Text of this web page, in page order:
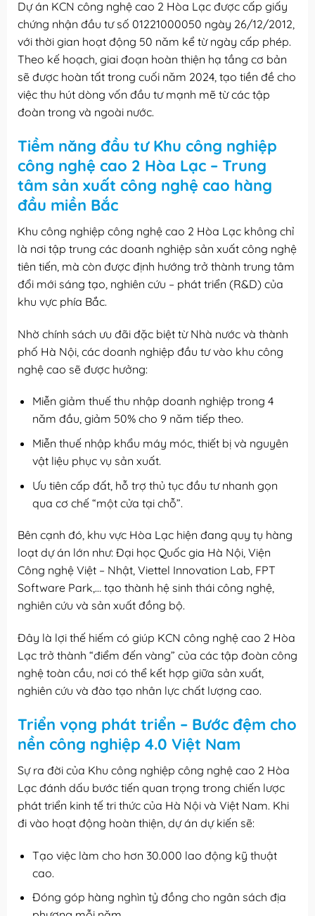
Dự án KCN công nghệ cao 2 Hòa Lạc được cấp giấy
chứng nhận đầu tư số 01221000050 ngày 26/12/2012,
với thời gian hoạt động 50 năm kể từ ngày cấp phép.
Theo kế hoạch, giai đoạn hoàn thiện hạ tầng cơ bản
sẽ được hoàn tất trong cuối năm 2024, tạo tiền đề cho
việc thu hút dòng vốn đầu tư mạnh mẽ từ các tập
đoàn trong và ngoài nước.
Tiềm năng đầu tư Khu công nghiệp
công nghệ cao 2 Hòa Lạc – Trung
tâm sản xuất công nghệ cao hàng
đầu miền Bắc
Khu công nghiệp công nghệ cao 2 Hòa Lạc không chỉ
là nơi tập trung các doanh nghiệp sản xuất công nghệ
tiên tiến, mà còn được định hướng trở thành trung tâm
đổi mới sáng tạo, nghiên cứu – phát triển (R&D) của
khu vực phía Bắc.
Nhờ chính sách ưu đãi đặc biệt từ Nhà nước và thành
phố Hà Nội, các doanh nghiệp đầu tư vào khu công
nghệ cao sẽ được hưởng:
Miễn giảm thuế thu nhập doanh nghiệp trong 4
năm đầu, giảm 50% cho 9 năm tiếp theo.
Miễn thuế nhập khẩu máy móc, thiết bị và nguyên
vật liệu phục vụ sản xuất.
Ưu tiên cấp đất, hỗ trợ thủ tục đầu tư nhanh gọn
qua cơ chế “một cửa tại chỗ”.
Bên cạnh đó, khu vực Hòa Lạc hiện đang quy tụ hàng
loạt dự án lớn như: Đại học Quốc gia Hà Nội, Viện
Công nghệ Việt – Nhật, Viettel Innovation Lab, FPT
Software Park,… tạo thành hệ sinh thái công nghệ,
nghiên cứu và sản xuất đồng bộ.
Đây là lợi thế hiếm có giúp KCN công nghệ cao 2 Hòa
Lạc trở thành “điểm đến vàng” của các tập đoàn công
nghệ toàn cầu, nơi có thể kết hợp giữa sản xuất,
nghiên cứu và đào tạo nhân lực chất lượng cao.
Triển vọng phát triển – Bước đệm cho
nền công nghiệp 4.0 Việt Nam
Sự ra đời của Khu công nghiệp công nghệ cao 2 Hòa
Lạc đánh dấu bước tiến quan trọng trong chiến lược
phát triển kinh tế tri thức của Hà Nội và Việt Nam. Khi
đi vào hoạt động hoàn thiện, dự án dự kiến sẽ:
Tạo việc làm cho hơn 30.000 lao động kỹ thuật
cao.
Đóng góp hàng nghìn tỷ đồng cho ngân sách địa